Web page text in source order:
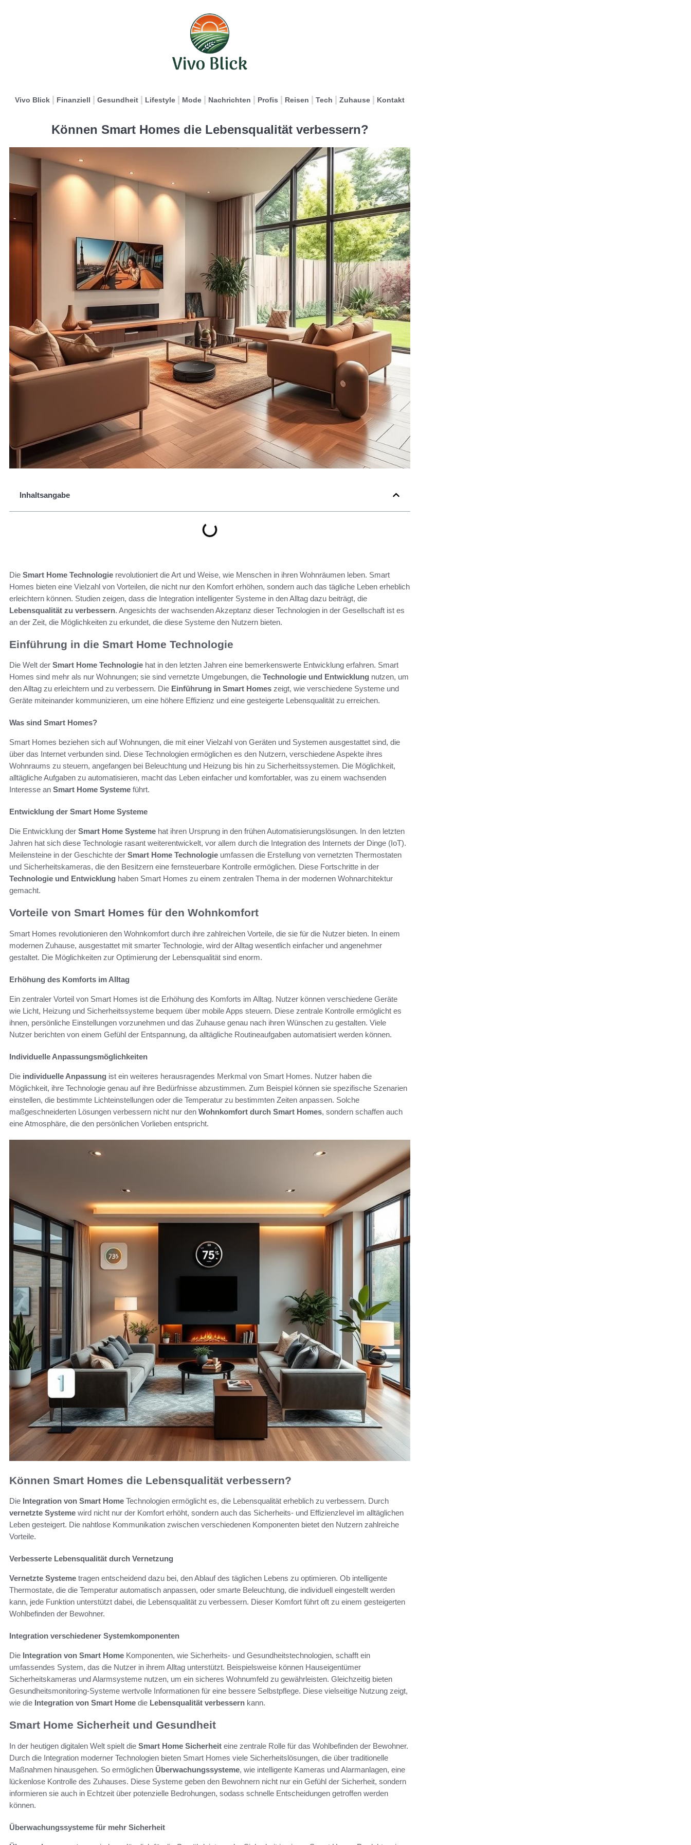
Vivo Blick Finanziell Gesundheit Lifestyle Mode Nachrichten Profis Reisen Tech Zuhause Kontakt
Können Smart Homes die Lebensqualität verbessern?
Inhaltsangabe
Die Smart Home Technologie revolutioniert die Art und Weise, wie Menschen in ihren Wohnräumen leben. Smart
Homes bieten eine Vielzahl von Vorteilen, die nicht nur den Komfort erhöhen, sondern auch das tägliche Leben erheblich
erleichtern können. Studien zeigen, dass die Integration intelligenter Systeme in den Alltag dazu beiträgt, die
Lebensqualität zu verbessern. Angesichts der wachsenden Akzeptanz dieser Technologien in der Gesellschaft ist es
an der Zeit, die Möglichkeiten zu erkundet, die diese Systeme den Nutzern bieten.
Einführung in die Smart Home Technologie
Die Welt der Smart Home Technologie hat in den letzten Jahren eine bemerkenswerte Entwicklung erfahren. Smart
Homes sind mehr als nur Wohnungen; sie sind vernetzte Umgebungen, die Technologie und Entwicklung nutzen, um
den Alltag zu erleichtern und zu verbessern. Die Einführung in Smart Homes zeigt, wie verschiedene Systeme und
Geräte miteinander kommunizieren, um eine höhere Effizienz und eine gesteigerte Lebensqualität zu erreichen.
Was sind Smart Homes?
Smart Homes beziehen sich auf Wohnungen, die mit einer Vielzahl von Geräten und Systemen ausgestattet sind, die
über das Internet verbunden sind. Diese Technologien ermöglichen es den Nutzern, verschiedene Aspekte ihres
Wohnraums zu steuern, angefangen bei Beleuchtung und Heizung bis hin zu Sicherheitssystemen. Die Möglichkeit,
alltägliche Aufgaben zu automatisieren, macht das Leben einfacher und komfortabler, was zu einem wachsenden
Interesse an Smart Home Systeme führt.
Entwicklung der Smart Home Systeme
Die Entwicklung der Smart Home Systeme hat ihren Ursprung in den frühen Automatisierungslösungen. In den letzten
Jahren hat sich diese Technologie rasant weiterentwickelt, vor allem durch die Integration des Internets der Dinge (IoT).
Meilensteine in der Geschichte der Smart Home Technologie umfassen die Erstellung von vernetzten Thermostaten
und Sicherheitskameras, die den Besitzern eine fernsteuerbare Kontrolle ermöglichen. Diese Fortschritte in der
Technologie und Entwicklung haben Smart Homes zu einem zentralen Thema in der modernen Wohnarchitektur
gemacht.
Vorteile von Smart Homes für den Wohnkomfort
Smart Homes revolutionieren den Wohnkomfort durch ihre zahlreichen Vorteile, die sie für die Nutzer bieten. In einem
modernen Zuhause, ausgestattet mit smarter Technologie, wird der Alltag wesentlich einfacher und angenehmer
gestaltet. Die Möglichkeiten zur Optimierung der Lebensqualität sind enorm.
Erhöhung des Komforts im Alltag
Ein zentraler Vorteil von Smart Homes ist die Erhöhung des Komforts im Alltag. Nutzer können verschiedene Geräte
wie Licht, Heizung und Sicherheitssysteme bequem über mobile Apps steuern. Diese zentrale Kontrolle ermöglicht es
ihnen, persönliche Einstellungen vorzunehmen und das Zuhause genau nach ihren Wünschen zu gestalten. Viele
Nutzer berichten von einem Gefühl der Entspannung, da alltägliche Routineaufgaben automatisiert werden können.
Individuelle Anpassungsmöglichkeiten
Die individuelle Anpassung ist ein weiteres herausragendes Merkmal von Smart Homes. Nutzer haben die
Möglichkeit, ihre Technologie genau auf ihre Bedürfnisse abzustimmen. Zum Beispiel können sie spezifische Szenarien
einstellen, die bestimmte Lichteinstellungen oder die Temperatur zu bestimmten Zeiten anpassen. Solche
maßgeschneiderten Lösungen verbessern nicht nur den Wohnkomfort durch Smart Homes, sondern schaffen auch
eine Atmosphäre, die den persönlichen Vorlieben entspricht.
Können Smart Homes die Lebensqualität verbessern?
Die Integration von Smart Home Technologien ermöglicht es, die Lebensqualität erheblich zu verbessern. Durch
vernetzte Systeme wird nicht nur der Komfort erhöht, sondern auch das Sicherheits- und Effizienzlevel im alltäglichen
Leben gesteigert. Die nahtlose Kommunikation zwischen verschiedenen Komponenten bietet den Nutzern zahlreiche
Vorteile.
Verbesserte Lebensqualität durch Vernetzung
Vernetzte Systeme tragen entscheidend dazu bei, den Ablauf des täglichen Lebens zu optimieren. Ob intelligente
Thermostate, die die Temperatur automatisch anpassen, oder smarte Beleuchtung, die individuell eingestellt werden
kann, jede Funktion unterstützt dabei, die Lebensqualität zu verbessern. Dieser Komfort führt oft zu einem gesteigerten
Wohlbefinden der Bewohner.
Integration verschiedener Systemkomponenten
Die Integration von Smart Home Komponenten, wie Sicherheits- und Gesundheitstechnologien, schafft ein
umfassendes System, das die Nutzer in ihrem Alltag unterstützt. Beispielsweise können Hauseigentümer
Sicherheitskameras und Alarmsysteme nutzen, um ein sicheres Wohnumfeld zu gewährleisten. Gleichzeitig bieten
Gesundheitsmonitoring-Systeme wertvolle Informationen für eine bessere Selbstpflege. Diese vielseitige Nutzung zeigt,
wie die Integration von Smart Home die Lebensqualität verbessern kann.
Smart Home Sicherheit und Gesundheit
In der heutigen digitalen Welt spielt die Smart Home Sicherheit eine zentrale Rolle für das Wohlbefinden der Bewohner.
Durch die Integration moderner Technologien bieten Smart Homes viele Sicherheitslösungen, die über traditionelle
Maßnahmen hinausgehen. So ermöglichen Überwachungssysteme, wie intelligente Kameras und Alarmanlagen, eine
lückenlose Kontrolle des Zuhauses. Diese Systeme geben den Bewohnern nicht nur ein Gefühl der Sicherheit, sondern
informieren sie auch in Echtzeit über potenzielle Bedrohungen, sodass schnelle Entscheidungen getroffen werden
können.
Überwachungssysteme für mehr Sicherheit